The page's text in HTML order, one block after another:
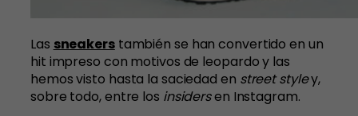
Las sneakerstambién se han convertido en un
hit impreso con motivos de leopardo y las
hemos visto hasta la saciedad en street styley,
sobre todo, entre los insidersen Instagram.